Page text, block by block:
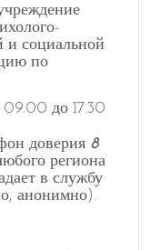
и социальной
по
до 17.30
доверия 8
региона
в службу
анонимно).